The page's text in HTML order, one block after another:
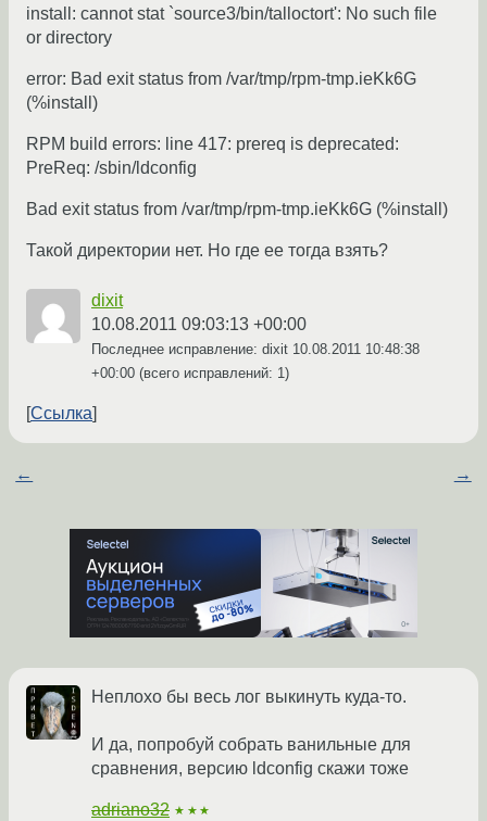
install: cannot stat `source3/bin/talloctort': No such file
or directory
error: Bad exit status from /var/tmp/rpm-tmp.ieKk6G
(%install)
RPM build errors: line 417: prereq is deprecated:
PreReq: /sbin/ldconfig
Bad exit status from /var/tmp/rpm-tmp.ieKk6G (%install)
Такой директории нет. Но где ее тогда взять?
dixit
10.08.2011 09:03:13 +00:00
Последнее исправление: dixit 10.08.2011 10:48:38
+00:00 (всего исправлений: 1)
Ссылка
← →
Неплохо бы весь лог выкинуть куда-то.
И да, попробуй собрать ванильные для
сравнения, версию ldconfig скажи тоже
adriano32 ★★★